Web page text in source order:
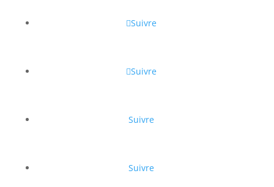
Suivre
Suivre
Suivre
Suivre